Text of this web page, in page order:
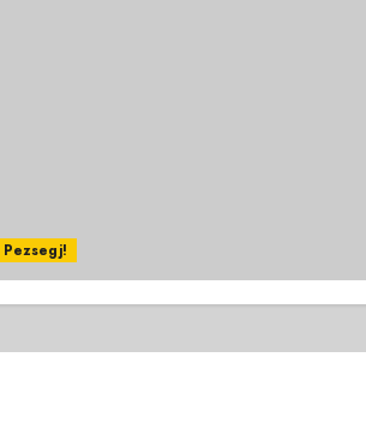
Pezsegj!